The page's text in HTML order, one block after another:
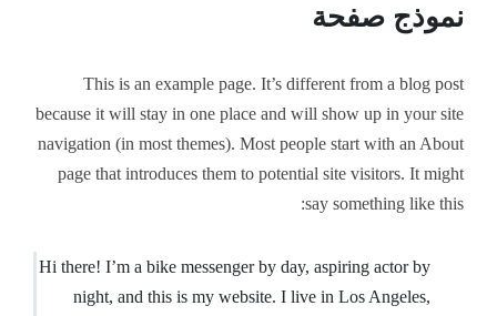
نموذج صفحة
This is an example page. It’s different from a blog post
because it will stay in one place and will show up in your site
navigation (in most themes). Most people start with an About
page that introduces them to potential site visitors. It might
say something like this:
Hi there! I’m a bike messenger by day, aspiring actor by
night, and this is my website. I live in Los Angeles,